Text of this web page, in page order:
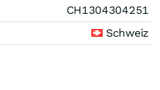
CH1304304251
Schweiz